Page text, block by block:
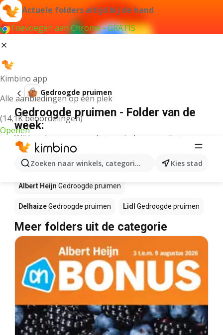
Actuele folders altijd bij de hand
Toevoegen aan Chrome - GRATIS
Kimbino app
Alle aanbiedingen op één plek
(14,1K beoordelingen)
Openen
Zoeken naar winkels, categorieën, producten...
Kies stad
Gedroogde pruimen
Gedroogde pruimen - Folder van de
week:
Wij konden geen resultaten vinden voor die term.
Gedroogde pruimen in actie – Waar
te koop?
Albert Heijn Gedroogde pruimen
DelhaizeGedroogde pruimen Lidl Gedroogde pruimen
Meer folders uit de categorie